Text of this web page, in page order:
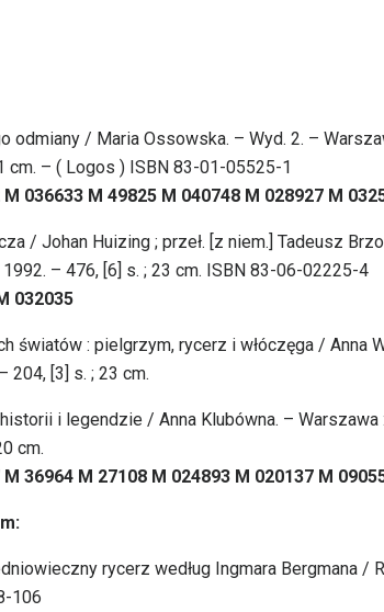
odmiany / Maria Ossowska. – Wyd. 2. –
cm. – ( Logos ) ISBN 83-01-05525-1
036633 M 49825 M 040748 M 028927 M
/ Johan Huizing ; przeł. [z niem.] Tadeusz
– 476, [6] s. ; 23 cm. ISBN 83-06-02225-4
032035
światów : pielgrzym, rycerz i włóczęga / Anna
204, [3] s. ; 23 cm.
i legendzie / Anna Klubówna. –
cm.
36964 M 27108 M 024893 M 020137 M
rycerz według Ingmara Bergmana /
106